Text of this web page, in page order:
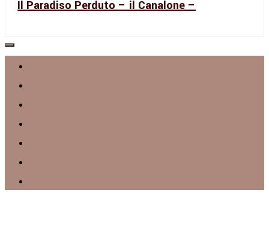
Il Paradiso Perduto – il Canalone –